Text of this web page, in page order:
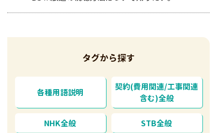
タグから探す
各種用語説明
契約(費用関連/工事関連
含む)全般
NHK全般 STB全般